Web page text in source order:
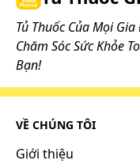
Tủ Thuốc Của Mọi
Chăm Sóc Sức Khỏe
Bạn!
VỀ CHÚNG TÔI
Giới thiệu